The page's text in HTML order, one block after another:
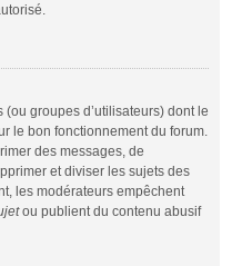
groupes d’utilisateurs) dont le
le bon fonctionnement du forum.
des messages, de
et diviser les sujets des
les modérateurs empêchent
ou publient du contenu abusif